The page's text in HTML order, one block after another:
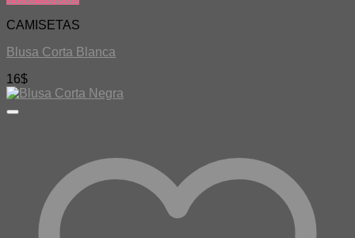
CAMISETAS
Blusa Corta Blanca
16$